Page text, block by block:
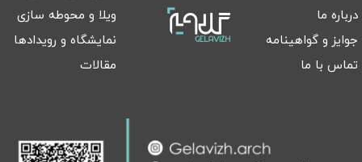
درباره ما
جوایز و گواهینامه
تماس با ما
ویلا و محوطه سازی
نمایشگاه و رویدادها
مقالات